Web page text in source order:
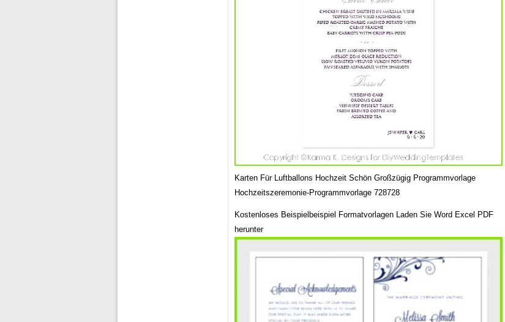
Karten Für Luftballons Hochzeit Schön Großzügig Programmvorlage
Hochzeitszeremonie-Programmvorlage 728728
Kostenloses Beispielbeispiel Formatvorlagen Laden Sie Word Excel PDF
herunter